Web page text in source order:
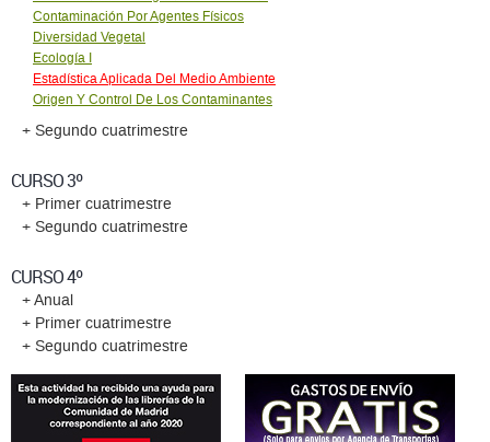
Contaminación Por Agentes Físicos
Diversidad Vegetal
Ecología I
Estadística Aplicada Del Medio Ambiente
Origen Y Control De Los Contaminantes
+ Segundo cuatrimestre
CURSO 3º
+ Primer cuatrimestre
+ Segundo cuatrimestre
CURSO 4º
+ Anual
+ Primer cuatrimestre
+ Segundo cuatrimestre